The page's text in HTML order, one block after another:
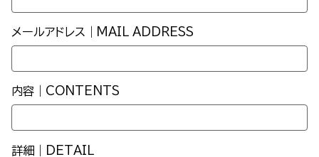
メールアドレス｜MAIL ADDRESS
内容｜CONTENTS
詳細｜DETAIL